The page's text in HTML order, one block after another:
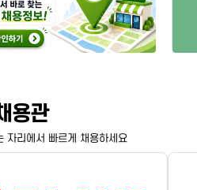
용관
자리에서 빠르게 채용하세요